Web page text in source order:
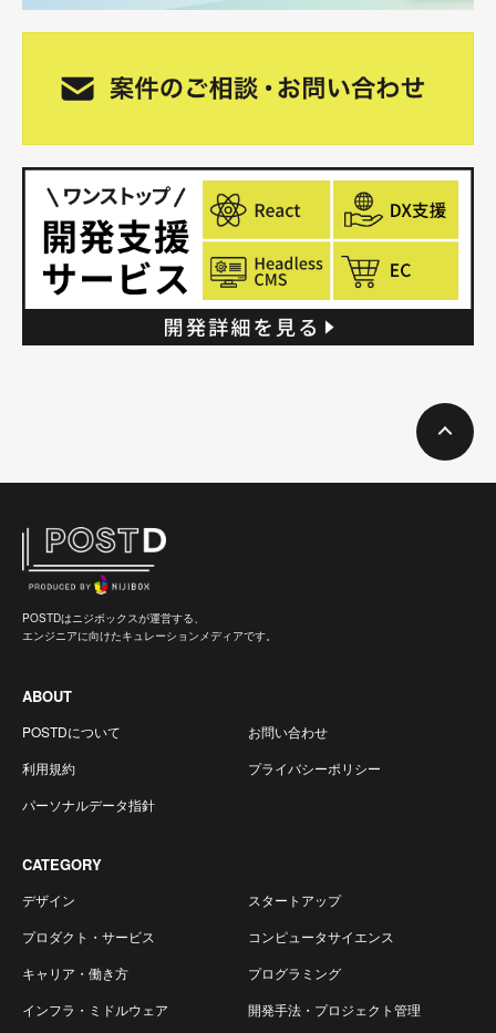
POSTDはニジボックスが運営する、
エンジニアに向けたキュレーションメディアです。
ABOUT
POSTDについて
お問い合わせ
利用規約
プライバシーポリシー
パーソナルデータ指針
CATEGORY
デザイン
スタートアップ
プロダクト・サービス
コンピュータサイエンス
キャリア・働き方
プログラミング
インフラ・ミドルウェア
開発手法・プロジェクト管理